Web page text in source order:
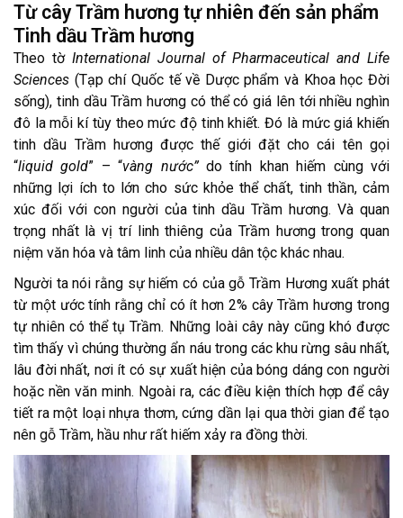
Từ cây Trầm hương tự nhiên đến sản phẩm
Tinh dầu Trầm hương
Theo tờ International Journal of Pharmaceutical and Life
Sciences (Tạp chí Quốc tế về Dược phẩm và Khoa học Đời
sống), tinh dầu Trầm hương có thể có giá lên tới nhiều nghìn
đô la mỗi kí tùy theo mức độ tinh khiết. Đó là mức giá khiến
tinh dầu Trầm hương được thế giới đặt cho cái tên gọi
“liquid gold” – “vàng nước”do tính khan hiếm cùng với
những lợi ích to lớn cho sức khỏe thể chất, tinh thần, cảm
xúc đối với con người của tinh dầu Trầm hương. Và quan
trọng nhất là vị trí linh thiêng của Trầm hương trong quan
niệm văn hóa và tâm linh của nhiều dân tộc khác nhau.
Người ta nói rằng sự hiếm có của gỗ Trầm Hương xuất phát
từ một ước tính rằng chỉ có ít hơn 2% cây Trầm hương trong
tự nhiên có thể tụ Trầm. Những loài cây này cũng khó được
tìm thấy vì chúng thường ẩn náu trong các khu rừng sâu nhất,
lâu đời nhất, nơi ít có sự xuất hiện của bóng dáng con người
hoặc nền văn minh. Ngoài ra, các điều kiện thích hợp để cây
tiết ra một loại nhựa thơm, cứng dần lại qua thời gian để tạo
nên gỗ Trầm, hầu như rất hiếm xảy ra đồng thời.